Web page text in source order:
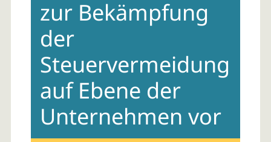
zur Bekämpfung
der
Steuervermeidung
auf Ebene der
Unternehmen vor